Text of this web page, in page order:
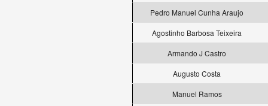
Pedro Manuel Cunha Araujo
Agostinho Barbosa Teixeira
Armando J Castro
Augusto Costa
Manuel Ramos